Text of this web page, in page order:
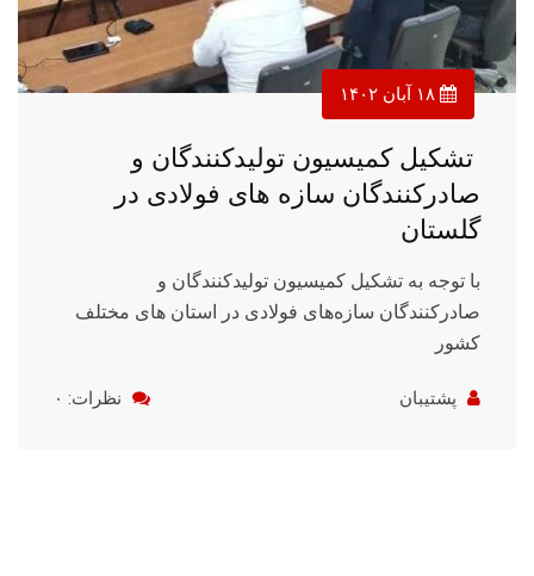
تشکیل کمیسیون تولیدکنندگان و
صادرکنندگان سازه های فولادی در
گلستان
با توجه به تشکیل کمیسیون تولیدکنندگان و
صادرکنندگان سازه‌های فولادی در استان های مختلف
کشور
پشتیبان نظرات: ۰